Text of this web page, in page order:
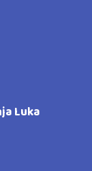
Luka